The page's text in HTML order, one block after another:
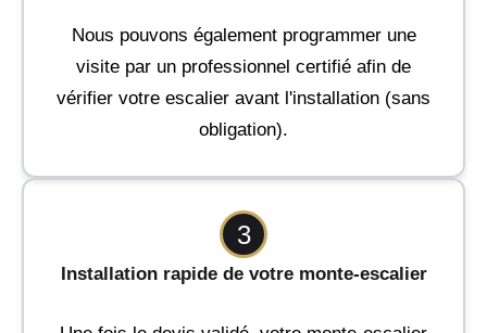
Nous pouvons également programmer une
visite par un professionnel certifié afin de
vérifier votre escalier avant l'installation (sans
obligation).
3
Installation rapide de votre monte-escalier